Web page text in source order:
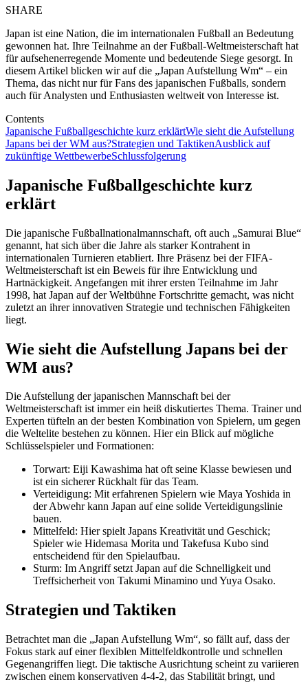
SHARE
Japan ist eine Nation, die im internationalen Fußball an Bedeutung
gewonnen hat. Ihre Teilnahme an der Fußball-Weltmeisterschaft hat
für aufsehenerregende Momente und bedeutende Siege gesorgt. In
diesem Artikel blicken wir auf die „Japan Aufstellung Wm“ – ein
Thema, das nicht nur für Fans des japanischen Fußballs, sondern
auch für Analysten und Enthusiasten weltweit von Interesse ist.
Contents
Japanische Fußballgeschichte kurz erklärtWie sieht die Aufstellung
Japans bei der WM aus?Strategien und TaktikenAusblick auf
zukünftige WettbewerbeSchlussfolgerung
Japanische Fußballgeschichte kurz
erklärt
Die japanische Fußballnationalmannschaft, oft auch „Samurai Blue“
genannt, hat sich über die Jahre als starker Kontrahent in
internationalen Turnieren etabliert. Ihre Präsenz bei der FIFA-
Weltmeisterschaft ist ein Beweis für ihre Entwicklung und
Hartnäckigkeit. Angefangen mit ihrer ersten Teilnahme im Jahr
1998, hat Japan auf der Weltbühne Fortschritte gemacht, was nicht
zuletzt an ihrer innovativen Strategie und technischen Fähigkeiten
liegt.
Wie sieht die Aufstellung Japans bei der
WM aus?
Die Aufstellung der japanischen Mannschaft bei der
Weltmeisterschaft ist immer ein heiß diskutiertes Thema. Trainer und
Experten tüfteln an der besten Kombination von Spielern, um gegen
die Weltelite bestehen zu können. Hier ein Blick auf mögliche
Schlüsselspieler und Formationen:
Torwart: Eiji Kawashima hat oft seine Klasse bewiesen und
ist ein sicherer Rückhalt für das Team.
Verteidigung: Mit erfahrenen Spielern wie Maya Yoshida in
der Abwehr kann Japan auf eine solide Verteidigungslinie
bauen.
Mittelfeld: Hier spielt Japans Kreativität und Geschick;
Spieler wie Hidemasa Morita und Takefusa Kubo sind
entscheidend für den Spielaufbau.
Sturm: Im Angriff setzt Japan auf die Schnelligkeit und
Treffsicherheit von Takumi Minamino und Yuya Osako.
Strategien und Taktiken
Betrachtet man die „Japan Aufstellung Wm“, so fällt auf, dass der
Fokus stark auf einer flexiblen Mittelfeldkontrolle und schnellen
Gegenangriffen liegt. Die taktische Ausrichtung scheint zu variieren
zwischen einem konservativen 4-4-2, das Stabilität bringt, und